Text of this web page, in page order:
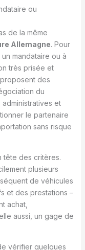
ou
de la même
Allemagne. Pour
mandataire ou à
très prisée et
des
du
et
le partenaire
sans risque
tête des critères.
plusieurs
de véhicules
et des prestations –
achat,
aussi, un gage de
vérifier quelques